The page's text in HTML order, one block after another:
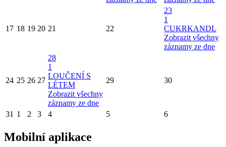
17 18 19 20 21 22
23
1
CUKRKANDL
Zobrazit všechny
záznamy ze dne
24 25 26 27
28
1
LOUČENÍ S
LÉTEM
Zobrazit všechny
záznamy ze dne
29 30
31 1 2 3 4 5 6
Mobilní aplikace